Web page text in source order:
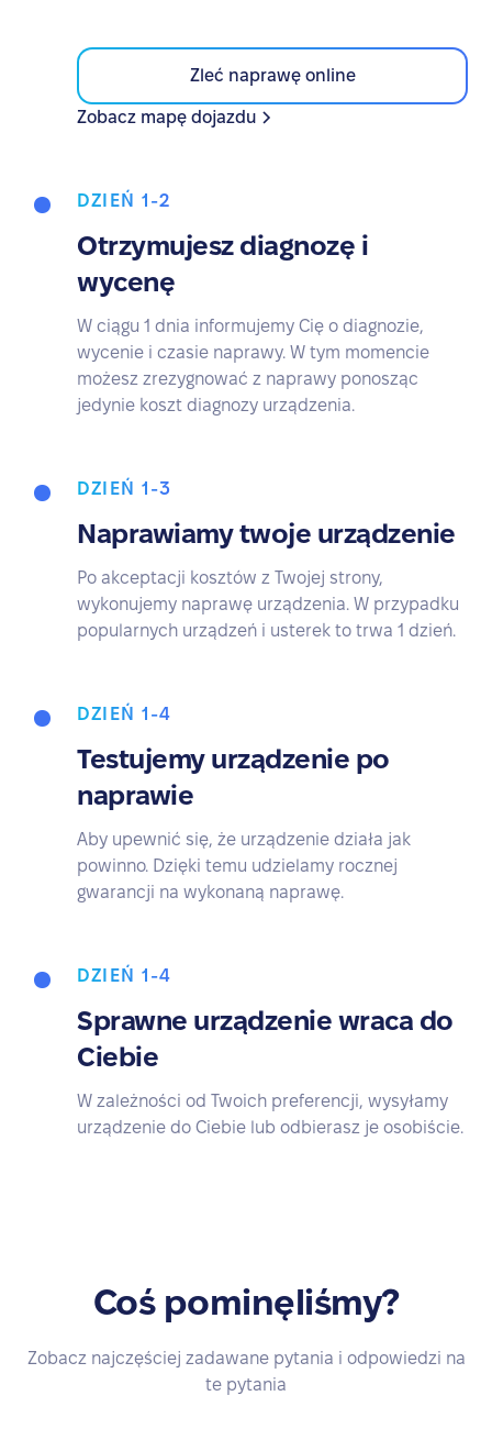
Zleć naprawę online
Zobacz mapę dojazdu
DZIEŃ 1-2
Otrzymujesz diagnozę i
wycenę
W ciągu 1 dnia informujemy Cię o diagnozie,
wycenie i czasie naprawy. W tym momencie
możesz zrezygnować z naprawy ponosząc
jedynie koszt diagnozy urządzenia.
DZIEŃ 1-3
Naprawiamy twoje urządzenie
Po akceptacji kosztów z Twojej strony,
wykonujemy naprawę urządzenia. W przypadku
popularnych urządzeń i usterek to trwa 1 dzień.
DZIEŃ 1-4
Testujemy urządzenie po
naprawie
Aby upewnić się, że urządzenie działa jak
powinno. Dzięki temu udzielamy rocznej
gwarancji na wykonaną naprawę.
DZIEŃ 1-4
Sprawne urządzenie wraca do
Ciebie
W zależności od Twoich preferencji, wysyłamy
urządzenie do Ciebie lub odbierasz je osobiście.
Coś pominęliśmy?
Zobacz najczęściej zadawane pytania i odpowiedzi na
te pytania